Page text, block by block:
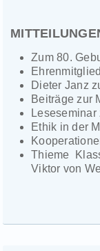
Zum 80.
Dieter Janz
Beiträge zur
Ethik in der
Thieme
Viktor von